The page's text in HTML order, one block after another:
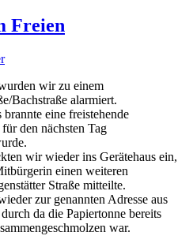
Freien
wir zu einem
Bachstraße alarmiert.
eine freistehende
den nächsten Tag
wir wieder ins Gerätehaus ein,
einen weiteren
Straße mitteilte.
zur genannten Adresse aus
da die Papiertonne bereits
war.